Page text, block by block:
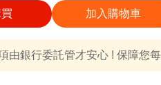
加入購物車
由銀行委託管才安心 ! 保障您